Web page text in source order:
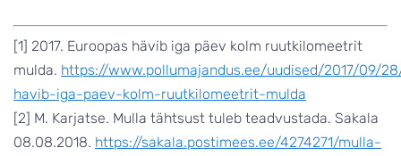
[1] 2017. Euroopas hävib iga päev kolm ruutkilomeetrit
mulda. https://www.pollumajandus.ee/uudised/2017/09/
havib-iga-paev-kolm-ruutkilomeetrit-mulda
[2] M. Karjatse. Mulla tähtsust tuleb teadvustada. Sakala
08.08.2018. https://sakala.postimees.ee/4274271/mulla-